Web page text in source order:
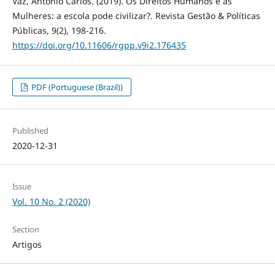
Mulheres: a escola pode civilizar?. Revista Gestão & Políticas
Públicas, 9(2), 198-216.
https://doi.org/10.11606/rgpp.v9i2.176435
PDF (Portuguese (Brazil))
Published
2020-12-31
Issue
Vol. 10 No. 2 (2020)
Section
Artigos